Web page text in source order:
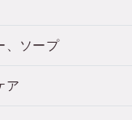
、ソープ
ア